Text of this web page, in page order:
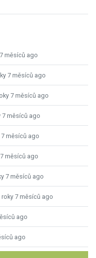
měsíců ago
7 měsíců ago
7 měsíců ago
7 měsíců ago
7 měsíců ago
měsíců ago
7 měsíců ago
roky 7 měsíců ago
ago
ago